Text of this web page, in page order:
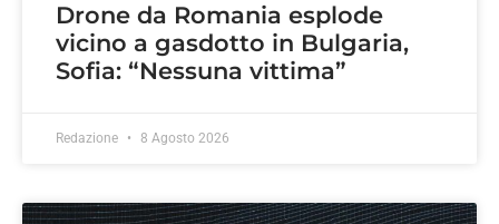
Drone da Romania esplode
vicino a gasdotto in Bulgaria,
Sofia: “Nessuna vittima”
Redazione 8 Agosto 2026